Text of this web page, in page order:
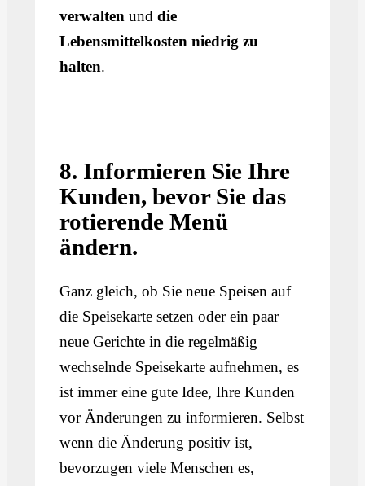
verwalten unddie
Lebensmittelkosten niedrig zu
halten.
8. Informieren Sie Ihre
Kunden, bevor Sie das
rotierende Menü
ändern.
Ganz gleich, ob Sie neue Speisen auf
die Speisekarte setzen oder ein paar
neue Gerichte in die regelmäßig
wechselnde Speisekarte aufnehmen, es
ist immer eine gute Idee, Ihre Kunden
vor Änderungen zu informieren. Selbst
wenn die Änderung positiv ist,
bevorzugen viele Menschen es,